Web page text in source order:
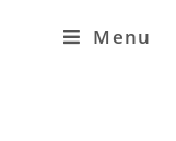
Menu